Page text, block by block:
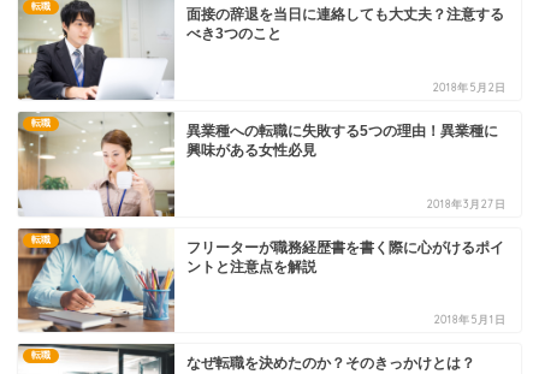
転職
面接の辞退を当日に連絡しても大丈夫？注意する
べき3つのこと
2018年5月2日
転職
異業種への転職に失敗する5つの理由！異業種に
興味がある女性必見
2018年3月27日
転職
フリーターが職務経歴書を書く際に心がけるポイ
ントと注意点を解説
2018年5月1日
転職 なぜ転職を決めたのか？そのきっかけとは？